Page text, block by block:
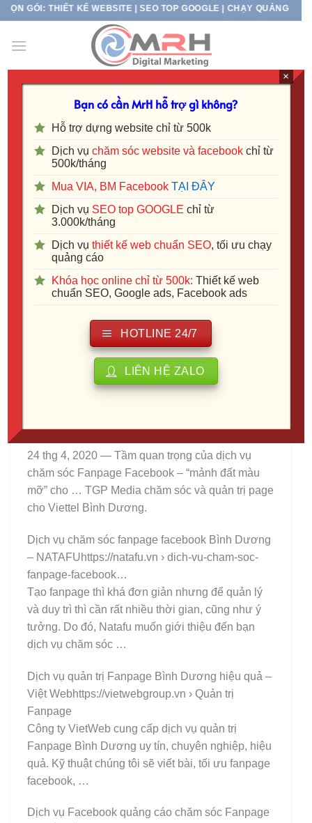
Skip
content
THIẾT KẾ WEBSITE | SEO TOP GOOGLE | CHẠY QUẢNG CÁO ĐA
DỊCH VỤ
Chăm sóc quản trị fanpage Bình
Dương
24 thg 4, 2020 — Tầm quan trọng của dịch vụ
chăm sóc Fanpage Facebook – “mảnh đất màu
mỡ” cho … TGP Media chăm sóc và quản trị page
cho Viettel Bình Dương.
Dịch vụ chăm sóc fanpage facebook Bình Dương
– NATAFUhttps://natafu.vn › dich-vu-cham-soc-
fanpage-facebook…
Tạo fanpage thì khá đơn giản nhưng để quản lý
và duy trì thì cần rất nhiều thời gian, cũng như ý
tưởng. Do đó, Natafu muốn giới thiệu đến bạn
dịch vụ chăm sóc …
Dịch vụ quản trị Fanpage Bình Dương hiệu quả –
Việt Webhttps://vietwebgroup.vn › Quản trị
Fanpage
Công ty VietWeb cung cấp dịch vụ quản trị
Fanpage Bình Dương uy tín, chuyên nghiệp, hiệu
quả. Kỹ thuật chúng tôi sẽ viết bài, tối ưu fanpage
facebook, …
Dịch vụ Facebook quảng cáo chăm sóc Fanpage
Bạn có cần MrH hỗ trợ gì không?
Hỗ trợ dựng website chỉ từ 500k
Dịch vụ chăm sóc website và facebookchỉ từ
500k/tháng
Mua VIA, BM Facebook TẠI ĐÂY
Dịch vụ SEO top GOOGLE chỉ từ
3.000k/tháng
Dịch vụ thiết kế web chuẩn SEO, tối ưu chạy
quảng cáo
Khóa học online chỉ từ 500k: Thiết kế web
chuẩn SEO, Google ads, Facebook ads
HOTLINE 24/7
LIÊN HỆ ZALO
×